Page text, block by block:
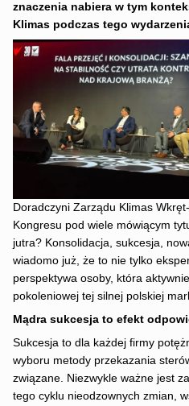
znaczenia nabiera w tym
Klimas podczas tego
Doradczyni Zarządu Klimas
Kongresu pod wiele mówiącym
jutra? Konsolidacja, sukcesja,
wiadomo już, że to nie tylko
perspektywa osoby, która
pokoleniowej tej silnej polskiej
Mądra sukcesja to efekt
Sukcesja to dla każdej firmy
wyboru metody przekazania
związane. Niezwykle ważne jest
tego cyklu nieodzownych zmian,